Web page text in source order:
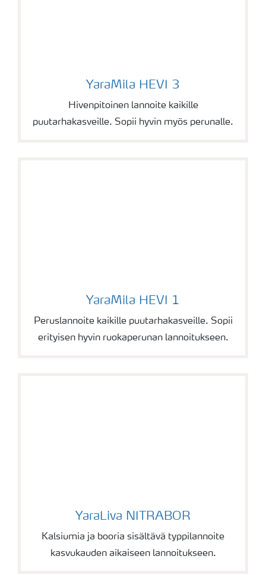
YaraMila HEVI 3
Hivenpitoinen lannoite kaikille
puutarhakasveille. Sopii hyvin myös perunalle.
YaraMila HEVI 1
Peruslannoite kaikille puutarhakasveille. Sopii
erityisen hyvin ruokaperunan lannoitukseen.
YaraLiva NITRABOR
Kalsiumia ja booria sisältävä typpilannoite
kasvukauden aikaiseen lannoitukseen.